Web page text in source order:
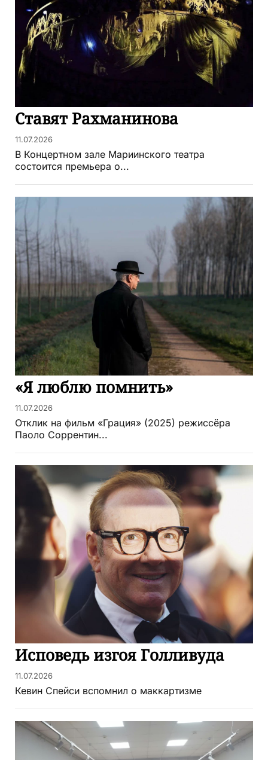
Ставят Рахманинова
11.07.2026
В Концертном зале Мариинского театра
состоится премьера о...
«Я люблю помнить»
11.07.2026
Отклик на фильм «Грация» (2025) режиссёра
Паоло Соррентин...
Исповедь изгоя Голливуда
11.07.2026
Кевин Спейси вспомнил о маккартизме